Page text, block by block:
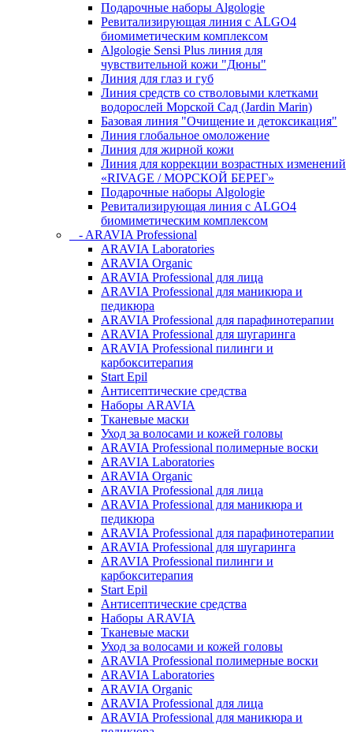
Подарочные наборы Algologie
Ревитализирующая линия с ALGO4
биомиметическим комплексом
Algologie Sensi Plus линия для
чувcтвительной кожи "Дюны"
Линия для глаз и губ
Линия средств со стволовыми клетками
водорослей Морской Сад (Jardin Marin)
Базовая линия "Очищение и детоксикация"
Линия глобальное омоложение
Линия для жирной кожи
Линия для коррекции возрастных изменений
«RIVAGE / МОРСКОЙ БЕРЕГ»
Подарочные наборы Algologie
Ревитализирующая линия с ALGO4
биомиметическим комплексом
- ARAVIA Professional
ARAVIA Laboratories
ARAVIA Organic
ARAVIA Professional для лица
ARAVIA Professional для маникюра и
педикюра
ARAVIA Professional для парафинотерапии
ARAVIA Professional для шугаринга
ARAVIA Professional пилинги и
карбокситерапия
Start Epil
Антисептические средства
Наборы ARAVIA
Тканевые маски
Уход за волосами и кожей головы
ARAVIA Professional полимерные воски
ARAVIA Laboratories
ARAVIA Organic
ARAVIA Professional для лица
ARAVIA Professional для маникюра и
педикюра
ARAVIA Professional для парафинотерапии
ARAVIA Professional для шугаринга
ARAVIA Professional пилинги и
карбокситерапия
Start Epil
Антисептические средства
Наборы ARAVIA
Тканевые маски
Уход за волосами и кожей головы
ARAVIA Professional полимерные воски
ARAVIA Laboratories
ARAVIA Organic
ARAVIA Professional для лица
ARAVIA Professional для маникюра и